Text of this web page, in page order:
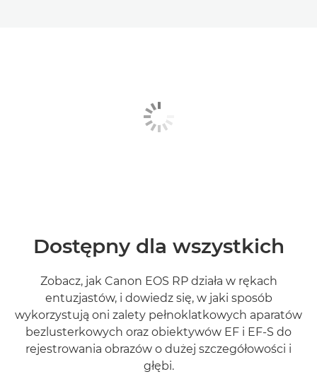
Dostępny dla wszystkich
Zobacz, jak Canon EOS RP działa w rękach
entuzjastów, i dowiedz się, w jaki sposób
wykorzystują oni zalety pełnoklatkowych aparatów
bezlusterkowych oraz obiektywów EF i EF-S do
rejestrowania obrazów o dużej szczegółowości i
głębi.